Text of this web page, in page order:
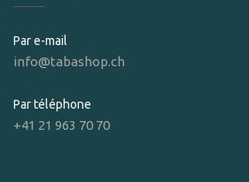
Par e-mail
info@tabashop.ch
Par téléphone
+41 21 963 70 70